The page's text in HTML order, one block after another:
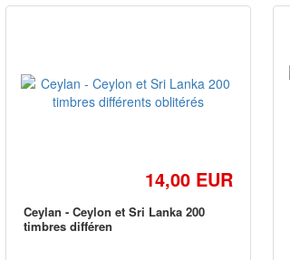
14,00 EUR
Ceylan - Ceylon et Sri Lanka 200
timbres différen